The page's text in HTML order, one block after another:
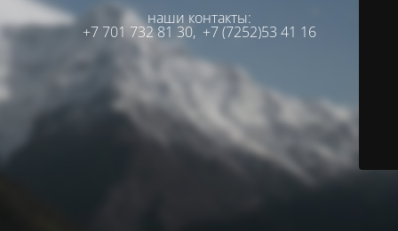
наши контакты:
+7 701 732 81 30, +7 (7252)53 41 16